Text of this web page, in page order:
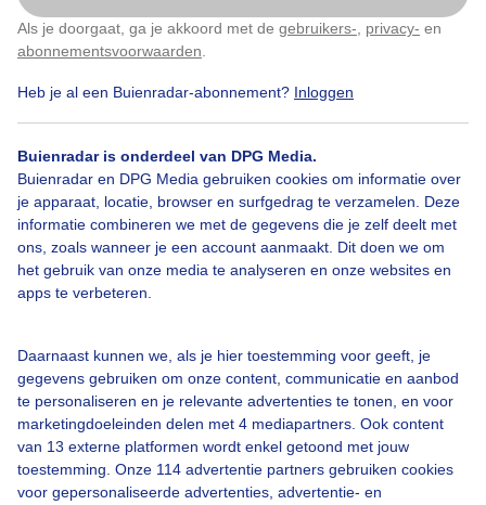
Als je doorgaat, ga je akkoord met de gebruikers- privacy- en
abonnementsvoorwaarden
Heb je al een Buienradar-abonnement? Inloggen
Buienradar is onderdeel van DPG Media.
Buienradar en DPG Media gebruiken cookies om informatie over
je apparaat, locatie, browser en surfgedrag te verzamelen. Deze
informatie combineren we met de gegevens die je zelf deelt met
ons, zoals wanneer je een account aanmaakt. Dit doen we om
het gebruik van onze media te analyseren en onze websites en
apps te verbeteren.
Daarnaast kunnen we, als je hier toestemming voor geeft, je
gegevens gebruiken om onze content, communicatie en aanbod
te personaliseren en je relevante advertenties te tonen, en voor
marketingdoeleinden delen met 4 mediapartners. Ook content
van 13 externe platformen wordt enkel getoond met jouw
toestemming. Onze 114 advertentie partners gebruiken cookies
voor gepersonaliseerde advertenties, advertentie- en
Een moment geduld aub...
Over Buienradar
Bedrijfsgegevens
Klik hierom dit aan te passen